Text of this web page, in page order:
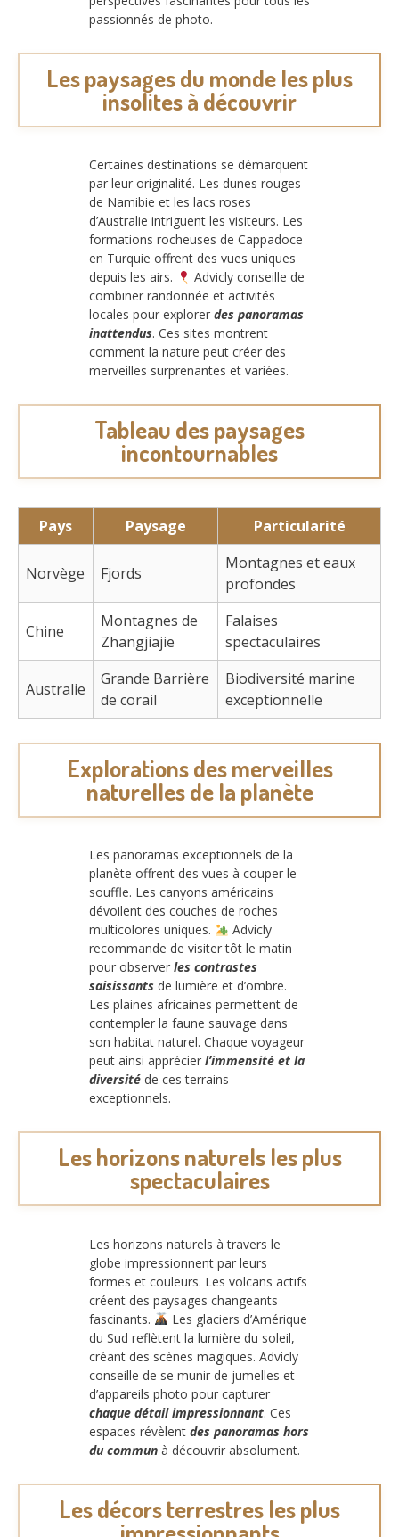
passionnés de photo.
Les paysages du monde les plus
insolites à découvrir
Certaines destinations se démarquent
par leur originalité. Les dunes rouges
de Namibie et les lacs roses
d’Australie intriguent les visiteurs. Les
formations rocheuses de Cappadoce
en Turquie offrent des vues uniques
depuis les airs.
Advicly conseille de
combiner randonnée et activités
locales pour explorer des panoramas
inattendus. Ces sites montrent
comment la nature peut créer des
merveilles surprenantes et variées.
Tableau des paysages
incontournables
Pays Paysage Particularité
Norvège Fjords
Montagnes et eaux
profondes
Chine
Montagnes de
Zhangjiajie
Falaises
spectaculaires
Australie
Grande Barrière
de corail
Biodiversité marine
exceptionnelle
Explorations des merveilles
naturelles de la planète
Les panoramas exceptionnels de la
planète offrent des vues à couper le
souffle. Les canyons américains
dévoilent des couches de roches
multicolores uniques.
Advicly
recommande de visiter tôt le matin
pour observer les contrastes
saisissants de lumière et d’ombre.
Les plaines africaines permettent de
contempler la faune sauvage dans
son habitat naturel. Chaque voyageur
peut ainsi apprécier l’immensité et la
diversité de ces terrains
exceptionnels.
Les horizons naturels les plus
spectaculaires
Les horizons naturels à travers le
globe impressionnent par leurs
formes et couleurs. Les volcans actifs
créent des paysages changeants
fascinants.
Les glaciers d’Amérique
du Sud reflètent la lumière du soleil,
créant des scènes magiques. Advicly
conseille de se munir de jumelles et
d’appareils photo pour capturer
chaque détail impressionnant. Ces
espaces révèlent des panoramas hors
du commun à découvrir absolument.
Les décors terrestres les plus